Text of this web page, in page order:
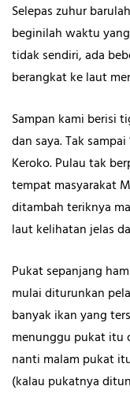
Selepas zuhur
beginilah waktu
tidak sendiri, ada
berangkat ke laut
Sampan kami berisi
dan saya. Tak
Keroko. Pulau tak
tempat masyarakat
ditambah teriknya
laut kelihatan jelas
Pukat sepanjang
mulai diturunkan
banyak ikan yang
menunggu pukat itu
nanti malam pukat
(kalau pukatnya